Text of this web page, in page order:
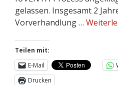
gelassen. Insgesamt 2
Vorverhandlung …
Teilen mit:
E-Mail
Drucken